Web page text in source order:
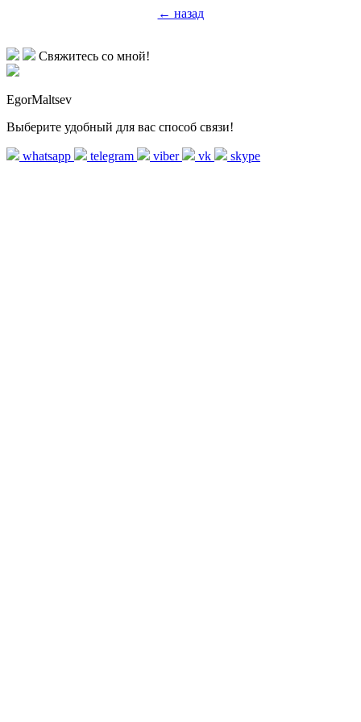
← назад
Свяжитесь со мной!
EgorMaltsev
Выберите удобный для вас способ связи!
whatsapp telegram viber vk skype